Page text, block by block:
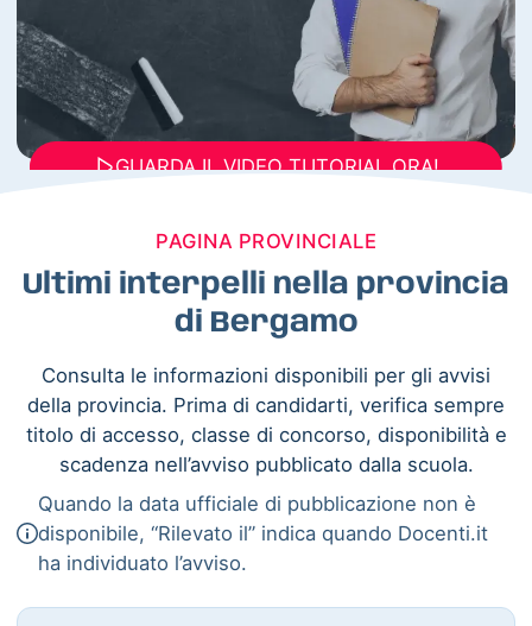
GUARDA IL VIDEO TUTORIAL ORA!
PAGINA PROVINCIALE
Ultimi interpelli nella provincia
di Bergamo
Consulta le informazioni disponibili per gli avvisi
della provincia. Prima di candidarti, verifica sempre
titolo di accesso, classe di concorso, disponibilità e
scadenza nell’avviso pubblicato dalla scuola.
Quando la data ufficiale di pubblicazione non è
disponibile, “Rilevato il” indica quando Docenti.it
ha individuato l’avviso.